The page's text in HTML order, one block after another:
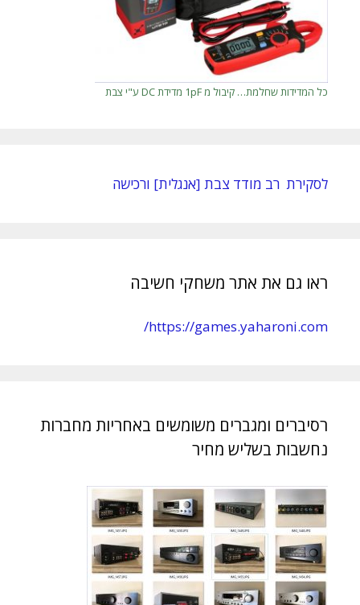
כל המדידות שחלמת… קיבול מ 1pF מדידת DC ע"י צבת
לסקירת רב מודד צבת [אנגלית] ורכישה
ראו גם את אתר משחקי חשיבה
https://games.yaharoni.com/
רסיברים ומגברים משומשים באחריות מחברות
נחשבות בשליש מחיר